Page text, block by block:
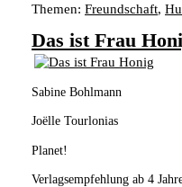
Themen: Freundschaft,
Das ist Frau
Sabine Bohlmann
Joëlle Tourlonias
Planet!
Verlagsempfehlung ab 4